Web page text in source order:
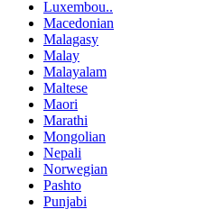
Luxembou..
Macedonian
Malagasy
Malay
Malayalam
Maltese
Maori
Marathi
Mongolian
Nepali
Norwegian
Pashto
Punjabi